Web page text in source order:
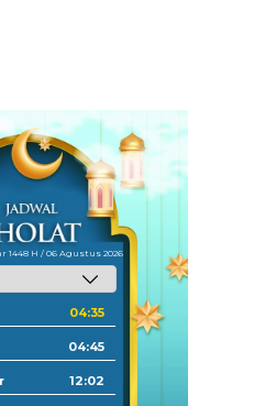
1448 H / 06 Agustus 2026
04:35
04:45
12:02